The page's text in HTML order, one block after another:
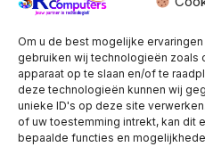
Om u de best mogelijke
gebruiken wij technologieën zoals
apparaat op te slaan en/of te
deze technologieën kunnen wij
unieke ID's op deze site
of uw toestemming intrekt, kan dit
bepaalde functies en
Herroeping
Bedrijf? vraag een